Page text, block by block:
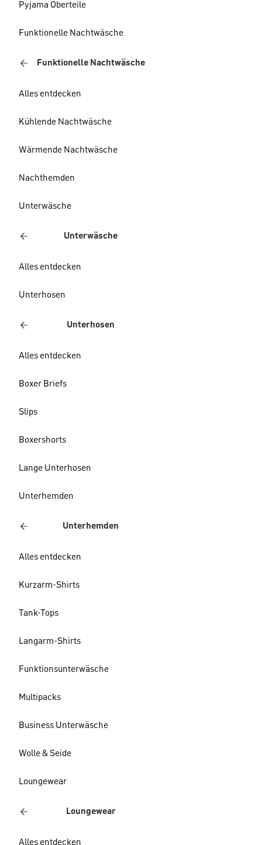
Pyjama Oberteile
Funktionelle Nachtwäsche
Funktionelle Nachtwäsche
Alles entdecken
Kühlende Nachtwäsche
Wärmende Nachtwäsche
Nachthemden
Unterwäsche
Unterwäsche
Alles entdecken
Unterhosen
Unterhosen
Alles entdecken
Boxer Briefs
Slips
Boxershorts
Lange Unterhosen
Unterhemden
Unterhemden
Alles entdecken
Kurzarm-Shirts
Tank-Tops
Langarm-Shirts
Funktionsunterwäsche
Multipacks
Business Unterwäsche
Wolle & Seide
Loungewear
Loungewear
Alles entdecken